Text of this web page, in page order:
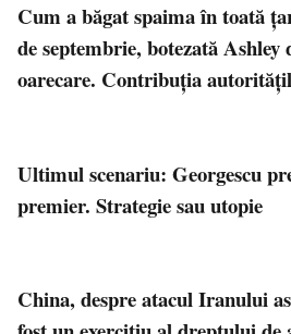
Cum a băgat spaima în toată
de septembrie, botezată Ashley
oarecare. Contribuția
Ultimul scenariu: Georgescu
premier. Strategie sau utopie
China, despre atacul Iranului